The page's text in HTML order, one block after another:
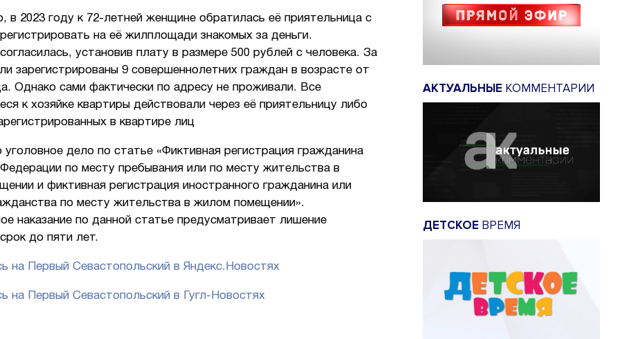
в 2023 году к 72-летней женщине обратилась её приятельница с
на её жилплощади знакомых за деньги.
установив плату в размере 500 рублей с человека. За
зарегистрированы 9 совершеннолетних граждан в возрасте от
Однако сами фактически по адресу не проживали. Все
к хозяйке квартиры действовали через её приятельницу либо
в квартире лиц
дело по статье «Фиктивная регистрация гражданина
Федерации по месту пребывания или по месту жительства в
и фиктивная регистрация иностранного гражданина или
по месту жительства в жилом помещении».
наказание по данной статье предусматривает лишение
до пяти лет.
на Первый Севастопольский в Яндекс.Новостях
на Первый Севастопольский в Гугл-Новостях
АКТУАЛЬНЫЕ КОММЕНТАРИИ
ДЕТСКОЕ ВРЕМЯ